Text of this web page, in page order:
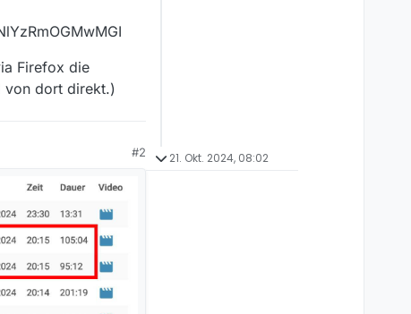
Firefox die
von dort direkt.)
#2 21. Okt. 2024, 08:02